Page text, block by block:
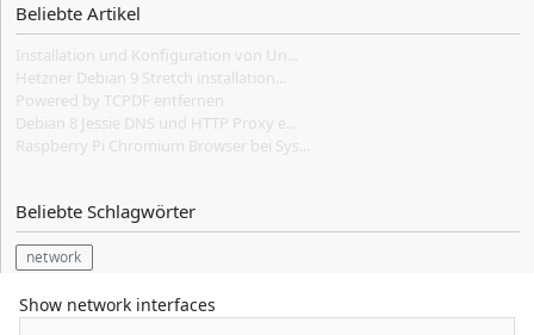
Beliebte Artikel
Installation und Konfiguration von Un...
Hetzner Debian 9 Stretch installation...
Powered by TCPDF entfernen
Debian 8 Jessie DNS und HTTP Proxy e...
Raspberry Pi Chromium Browser bei Sys...
Beliebte Schlagwörter
network
Show network interfaces